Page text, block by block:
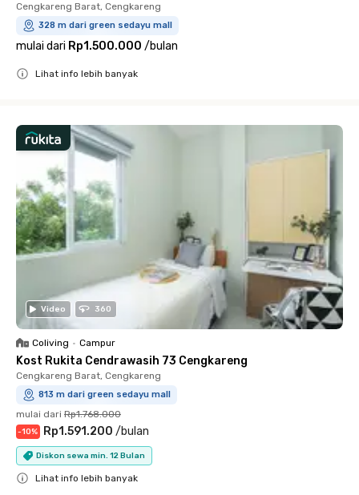
Cengkareng Barat, Cengkareng
328 m dari green sedayu mall
mulai dari Rp1.500.000 /bulan
Lihat info lebih banyak
Video 360
Coliving • Campur
Kost Rukita Cendrawasih 73 Cengkareng
Cengkareng Barat, Cengkareng
813 m dari green sedayu mall
mulai dari Rp1.768.000
-10% Rp1.591.200 /bulan
Diskon sewa min. 12 Bulan
Lihat info lebih banyak